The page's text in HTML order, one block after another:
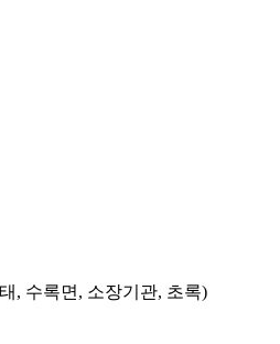
, 수록면, 소장기관, 초록)